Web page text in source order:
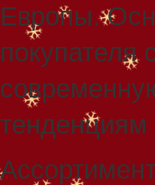
Европы.
покупателя